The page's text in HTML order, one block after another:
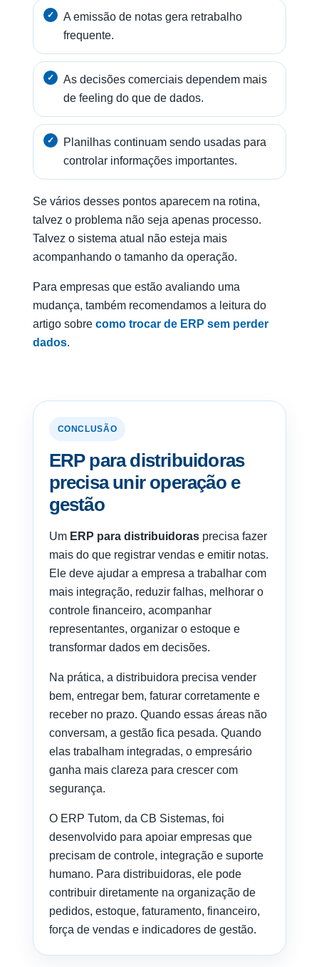
A emissão de notas gera retrabalho
frequente.
As decisões comerciais dependem mais
de feeling do que de dados.
Planilhas continuam sendo usadas para
controlar informações importantes.
Se vários desses pontos aparecem na rotina,
talvez o problema não seja apenas processo.
Talvez o sistema atual não esteja mais
acompanhando o tamanho da operação.
Para empresas que estão avaliando uma
mudança, também recomendamos a leitura do
artigo sobre como trocar de ERP sem perder
dados.
CONCLUSÃO
ERP para distribuidoras
precisa unir operação e
gestão
Um ERP para distribuidorasprecisa fazer
mais do que registrar vendas e emitir notas.
Ele deve ajudar a empresa a trabalhar com
mais integração, reduzir falhas, melhorar o
controle financeiro, acompanhar
representantes, organizar o estoque e
transformar dados em decisões.
Na prática, a distribuidora precisa vender
bem, entregar bem, faturar corretamente e
receber no prazo. Quando essas áreas não
conversam, a gestão fica pesada. Quando
elas trabalham integradas, o empresário
ganha mais clareza para crescer com
segurança.
O ERP Tutom, da CB Sistemas, foi
desenvolvido para apoiar empresas que
precisam de controle, integração e suporte
humano. Para distribuidoras, ele pode
contribuir diretamente na organização de
pedidos, estoque, faturamento, financeiro,
força de vendas e indicadores de gestão.